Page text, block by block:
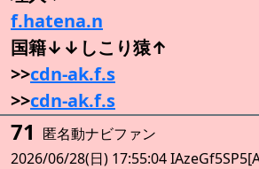
f.hatena.n
国籍↓↓しこり猿↑
>>cdn-ak.f.s
>>cdn-ak.f.s
71 匿名動ナビファン
2026/06/28(日) 17:55:04